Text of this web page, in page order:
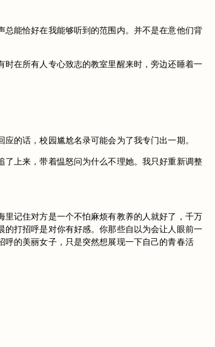
能恰好在我能够听到的范围内。并不是在意他们背
在所有人专心致志的教室里醒来时，旁边还睡着一
的话，校园尴尬名录可能会为了我专门出一期。
上来，带着愠怒问为什么不理她。我只好重新调整
记住对方是一个不怕麻烦有教养的人就好了，千万
打招呼是对你有好感。你那些自以为会让人眼前一
的美丽女子，只是突然想展现一下自己的青春活